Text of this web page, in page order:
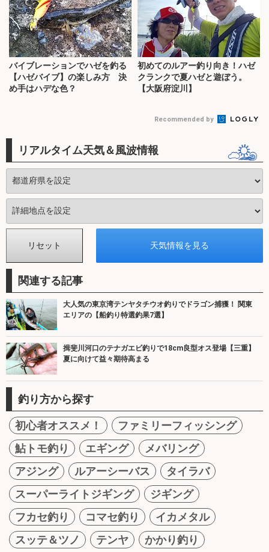
バイブレーションでハゼを釣る
【ハゼバイブ】の楽しみ方 決
め手はハデな色？
初めてのルアー釣り向き！ハゼ
クランクで夏ハゼと遊ぼう。
【大阪府淀川】
Recommended by
リアルタイム天気＆風波情報
関連する記事
大人気の東京湾テンヤタチウオ釣りでドラゴン捕獲！ 関東
エリアの【船釣り特選釣果7選】
揖斐川河口のテナガエビ釣りで18cm良型オス登場【三重】
夏に向けて益々期待高まる
釣り方から探す
初心者オススメ！
ファミリーフィッシング
鮎トモ釣り
エギング
メバリング
アジング
ルアーシーバス
タイラバ
スーパーライトジギング
ジギング
フカセ釣り
コマセ釣り
イカメタル
スッテ＆ツノ
テンヤ
かかり釣り